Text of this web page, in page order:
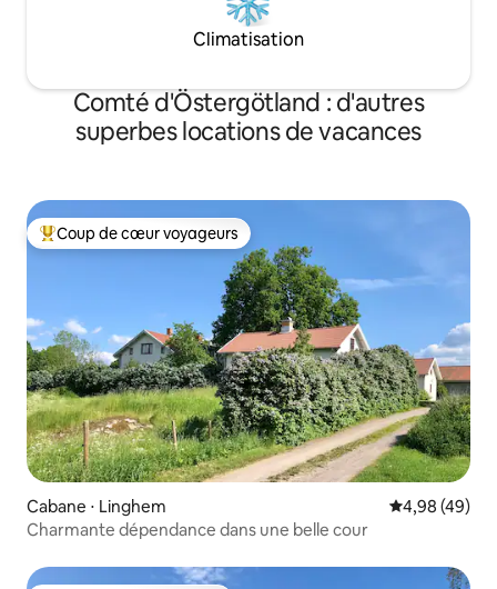
Climatisation
Comté d'Östergötland : d'autres
superbes locations de vacances
Coups de cœur voyageurs les plus appréciés
Coup de cœur voyageurs
Cabane ⋅ Linghem Évaluation
4,98 (49)
Charmante dépendance dans une belle cour